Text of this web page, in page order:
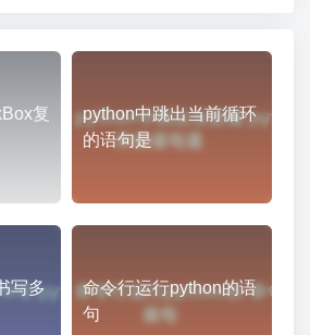
复
python中跳出当前循环
的语句是
写多
命令行运行python的语
句